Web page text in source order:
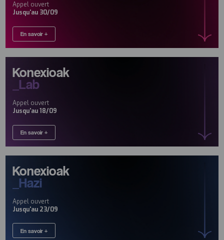
Appel ouvert
Jusqu'au 30/09
En savoir +
Konexioak
_Lab
Appel ouvert
Jusqu'au 18/09
En savoir +
Konexioak
_Hazi
Appel ouvert
Jusqu'au 23/09
En savoir +